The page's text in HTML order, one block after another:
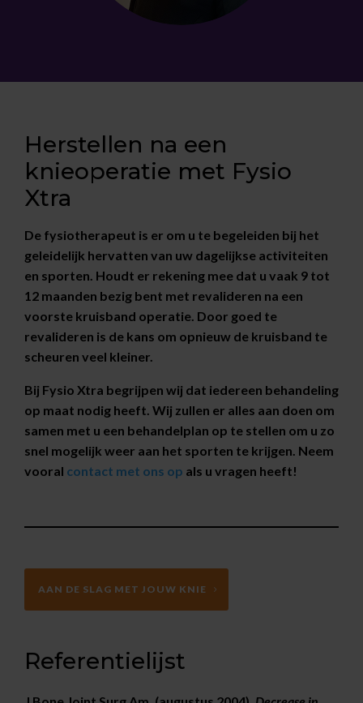
Herstellen na een
knieoperatie met Fysio
Xtra
De fysiotherapeut is er om u te begeleiden bij het
geleidelijk hervatten van uw dagelijkse activiteiten
en sporten. Houdt er rekening mee dat u vaak 9 tot
12 maanden bezig bent met revalideren na een
voorste kruisband operatie. Door goed te
revalideren is de kans om opnieuw de kruisband te
scheuren veel kleiner.
Bij Fysio Xtra begrijpen wij dat iedereen behandeling
op maat nodig heeft. Wij zullen er alles aan doen om
samen met u een behandelplan op te stellen om u zo
snel mogelijk weer aan het sporten te krijgen. Neem
vooral contact met ons op als u vragen heeft!
AAN DE SLAG MET JOUW KNIE
Referentielijst